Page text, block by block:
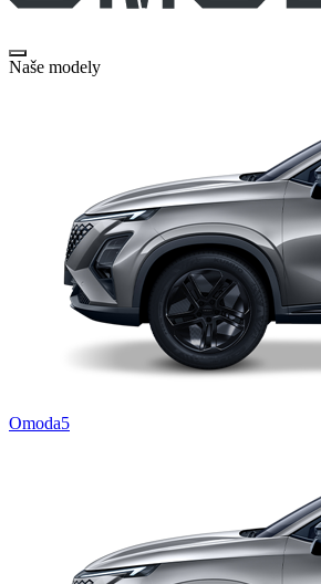
Naše modely
Omoda5